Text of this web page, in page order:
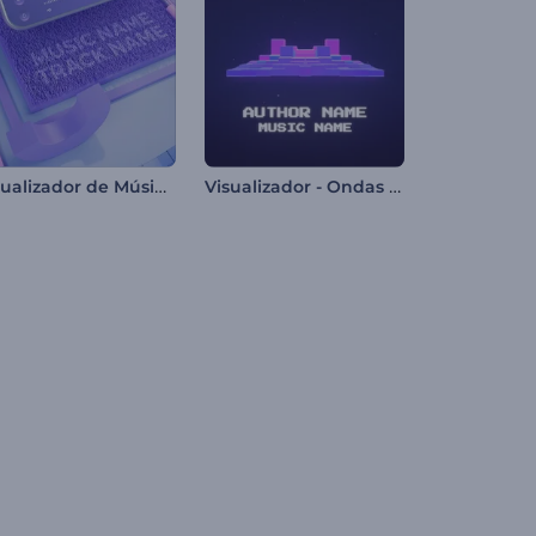
Visualizador de Música de Movimiento Cinético Visualizador - Ondas Pixeladas